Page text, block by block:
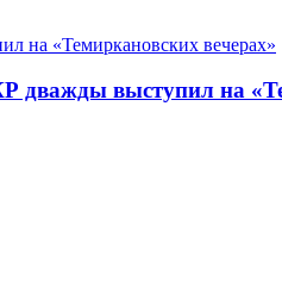
дважды выступил на